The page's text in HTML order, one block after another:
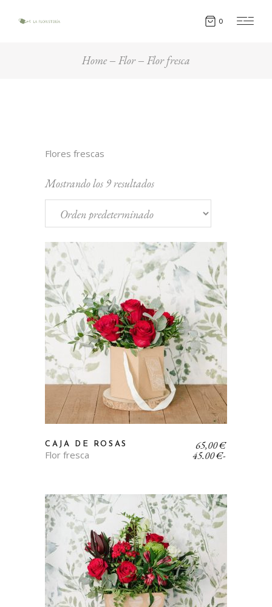
0
Home Flor Flor fresca
Flores frescas
Mostrando los 9 resultados
CAJA DE ROSAS
Flor fresca 45,00€-
65,00€Rango
de
hasta
65,00 €